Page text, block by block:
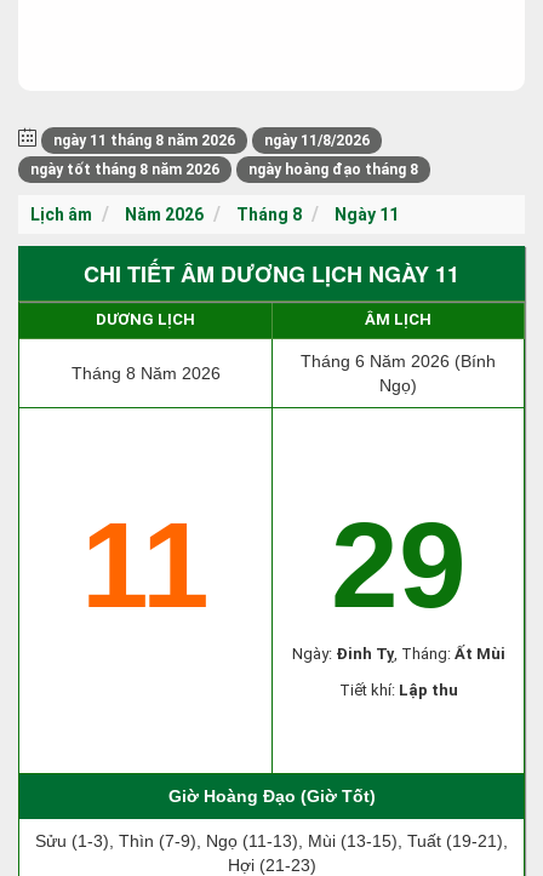
ngày 11 tháng 8 năm 2026
ngày 11/8/2026
ngày tốt tháng 8 năm 2026
ngày hoàng đạo tháng 8
Lịch âm Năm 2026 Tháng 8 Ngày 11
CHI TIẾT ÂM DƯƠNG LỊCH NGÀY 11
DƯƠNG LỊCH ÂM LỊCH
Tháng 8 Năm 2026
Tháng 6 Năm 2026 (Bính
Ngọ)
11 29
Ngày: Đinh Tỵ, Tháng: Ất Mùi
Tiết khí: Lập thu
Giờ Hoàng Đạo (Giờ Tốt)
Sửu (1-3), Thìn (7-9), Ngọ (11-13), Mùi (13-15), Tuất (19-21),
Hợi (21-23)